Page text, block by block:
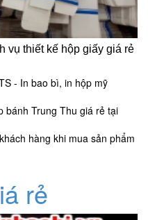
vụ thiết kế hộp giấy giá rẻ
- In bao bì, in hộp mỹ
bánh Trung Thu giá rẻ tại
hàng khi mua sản phẩm
rẻ